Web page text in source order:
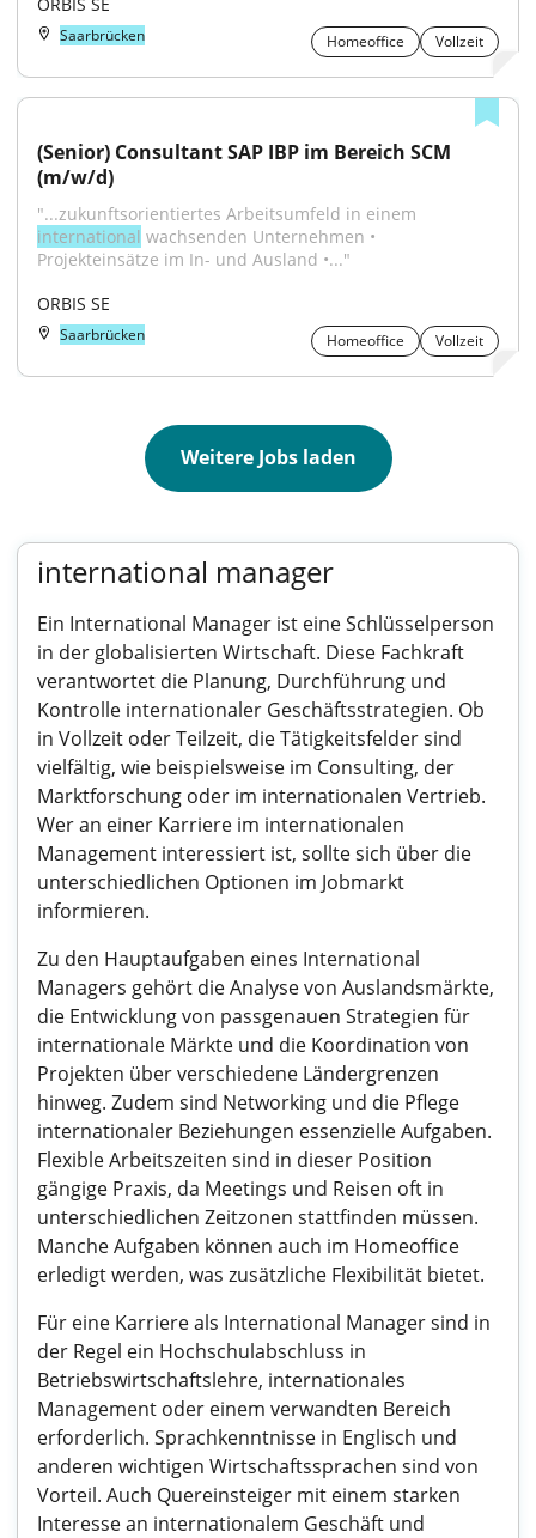
Saarbrücken Homeoffice Vollzeit
(Senior) Consultant SAP IBP im Bereich SCM
(m/w/d)
international wachsenden Unternehmen •
Projekteinsätze im In- und Ausland •..."
ORBIS SE
Saarbrücken Homeoffice Vollzeit
Weitere Jobs laden
international manager
Ein International Manager ist eine Schlüsselperson
in der globalisierten Wirtschaft. Diese Fachkraft
verantwortet die Planung, Durchführung und
Kontrolle internationaler Geschäftsstrategien. Ob
in Vollzeit oder Teilzeit, die Tätigkeitsfelder sind
vielfältig, wie beispielsweise im Consulting, der
Marktforschung oder im internationalen Vertrieb.
Wer an einer Karriere im internationalen
Management interessiert ist, sollte sich über die
unterschiedlichen Optionen im Jobmarkt
informieren.
Zu den Hauptaufgaben eines International
Managers gehört die Analyse von Auslandsmärkte,
die Entwicklung von passgenauen Strategien für
internationale Märkte und die Koordination von
Projekten über verschiedene Ländergrenzen
hinweg. Zudem sind Networking und die Pflege
internationaler Beziehungen essenzielle Aufgaben.
Flexible Arbeitszeiten sind in dieser Position
gängige Praxis, da Meetings und Reisen oft in
unterschiedlichen Zeitzonen stattfinden müssen.
Manche Aufgaben können auch im Homeoffice
erledigt werden, was zusätzliche Flexibilität bietet.
Für eine Karriere als International Manager sind in
der Regel ein Hochschulabschluss in
Betriebswirtschaftslehre, internationales
Management oder einem verwandten Bereich
erforderlich. Sprachkenntnisse in Englisch und
anderen wichtigen Wirtschaftssprachen sind von
Vorteil. Auch Quereinsteiger mit einem starken
Interesse an internationalem Geschäft und